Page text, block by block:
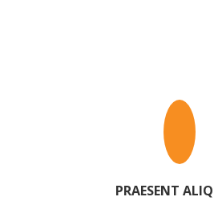
PRAESENT